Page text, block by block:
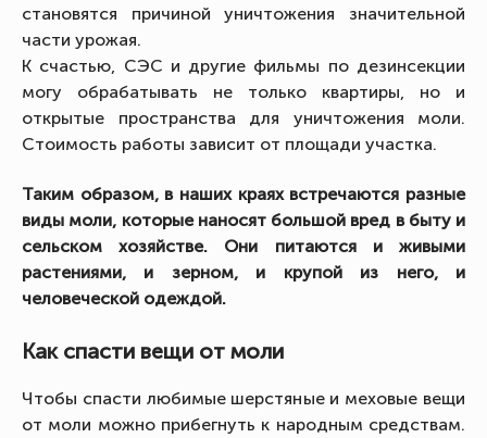
становятся причиной уничтожения значительной
части урожая.
К счастью, СЭС и другие фильмы по дезинсекции
могу обрабатывать не только квартиры, но и
открытые пространства для уничтожения моли.
Стоимость работы зависит от площади участка.
Таким образом, в наших краях встречаются разные
виды моли, которые наносят большой вред в быту и
сельском хозяйстве. Они питаются и живыми
растениями, и зерном, и крупой из него, и
человеческой одеждой.
Как спасти вещи от моли
Чтобы спасти любимые шерстяные и меховые вещи
от моли можно прибегнуть к народным средствам.